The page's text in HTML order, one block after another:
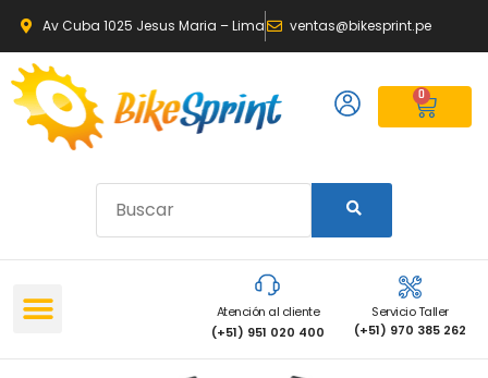
Av Cuba 1025 Jesus Maria – Lima ventas@bikesprint.pe
0
Atención al cliente
(+51) 951 020 400
Servicio Taller
(+51) 970 385 262